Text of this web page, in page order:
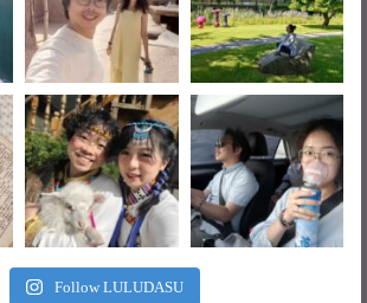
Follow LULUDASU